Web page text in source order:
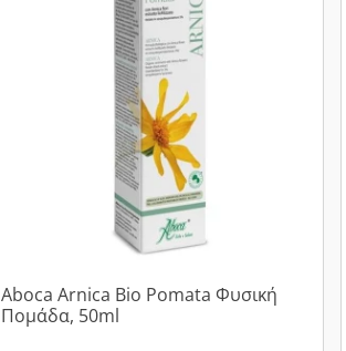
Aboca Arnica Bio Pomata Φυσική
Πομάδα, 50ml